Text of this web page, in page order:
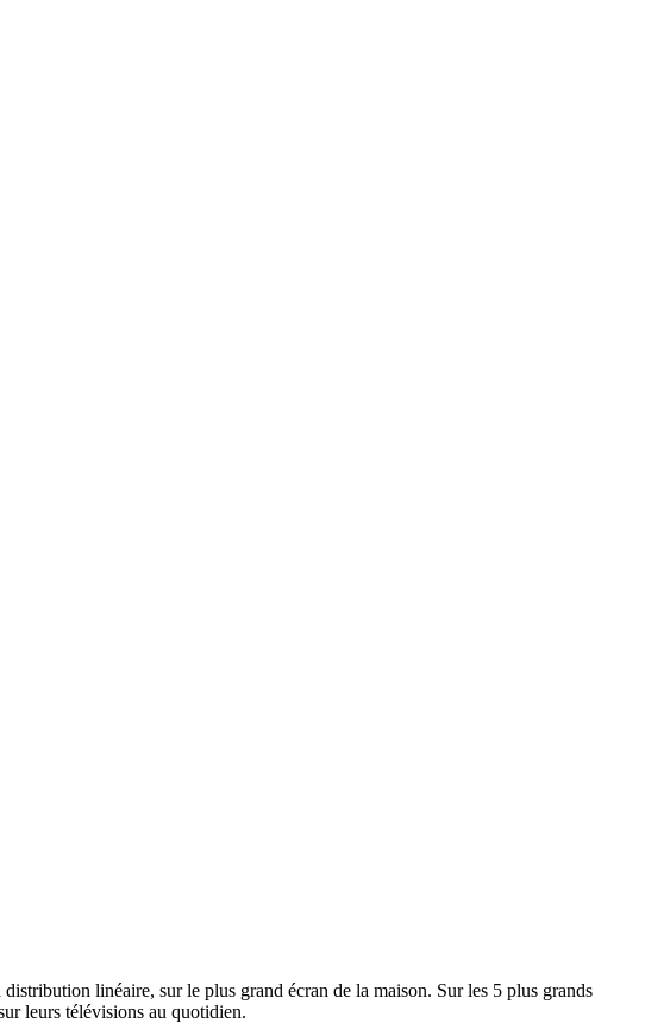
linéaire, sur le plus grand écran de la maison. Sur les 5 plus grands
leurs télévisions au quotidien.